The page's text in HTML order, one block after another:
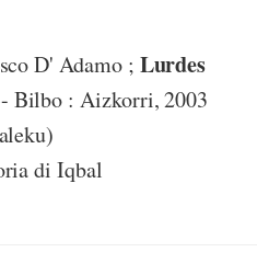
D' Adamo ; Lurdes
Bilbo : Aizkorri, 2003
di Iqbal